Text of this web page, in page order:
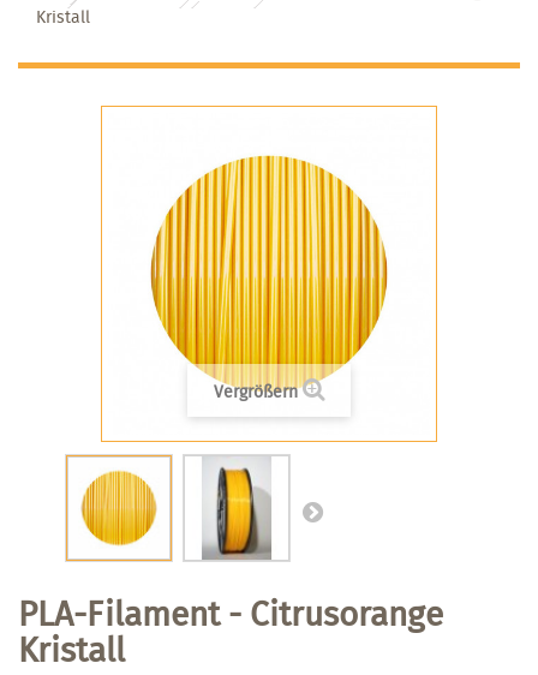
Kristall
Vergrößern
PLA-Filament - Citrusorange
Kristall